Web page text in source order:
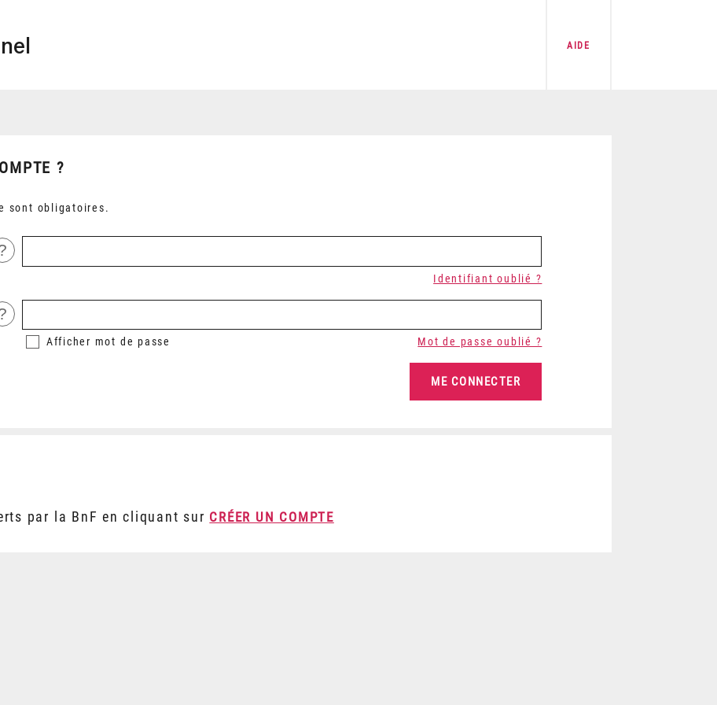
AIDE
?
sont obligatoires.
Identifiant oublié ?
Afficher mot de passe Mot de passe oublié ?
par la BnF en cliquant sur CRÉER UN COMPTE